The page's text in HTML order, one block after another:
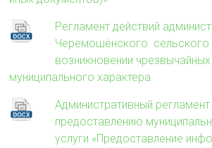
Регламент действий
Черемошёнского сельского
возникновении чрезвычайных
муниципального характера
Административный регламент
предоставлению
услуги «Предоставление